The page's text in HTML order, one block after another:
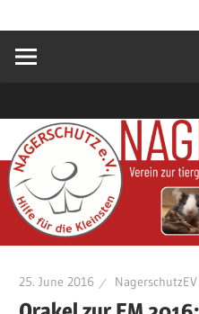
springen
für
25. June 2016 NagerschutzEV